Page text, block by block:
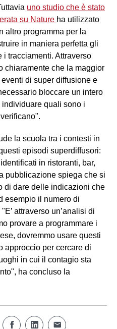
uno studio che è stato
su Nature ha utilizzato
altro programma per la
in maniera perfetta gli
tracciamenti. Attraverso
chiaramente che la maggior
di super diffusione e
bloccare un intero
quali sono i
la scuola tra i contesti in
episodi superdiffusori:
in ristoranti, bar,
pubblicazione spiega che si
di dare delle indicazioni che
esempio il numero di
attraverso un’analisi di
provare a programmare i
dovremmo usare questi
approccio per cercare di
in cui il contagio sta
ha concluso la